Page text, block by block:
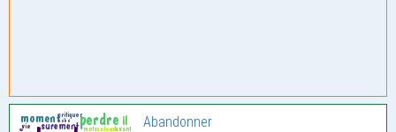
Abandonner